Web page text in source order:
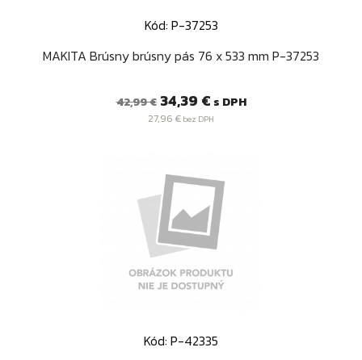
Kód: P-37253
MAKITA Brúsny brúsny pás 76 x 533 mm P-37253
Bežná
cena
42,99 € Cena
34,39 € s DPH
27,96 € bez DPH
Kód: P-42335